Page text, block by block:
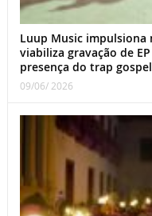
Luup Music impulsiona
viabiliza gravação de
presença do trap
09/06/ 2026